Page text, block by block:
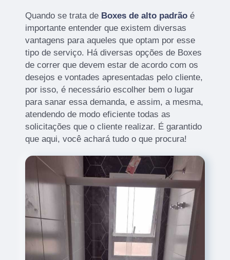
Quando se trata de Boxes de alto padrão é
importante entender que existem diversas
vantagens para aqueles que optam por esse
tipo de serviço. Há diversas opções de Boxes
de correr que devem estar de acordo com os
desejos e vontades apresentadas pelo cliente,
por isso, é necessário escolher bem o lugar
para sanar essa demanda, e assim, a mesma,
atendendo de modo eficiente todas as
solicitações que o cliente realizar. É garantido
que aqui, você achará tudo o que procura!